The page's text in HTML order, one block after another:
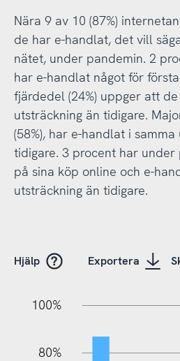
Nära 9 av 10 (87%)
de har e-handlat, det vill
nätet, under pandemin. 2
har e-handlat något för
fjärdedel (24%) uppger att
utsträckning än tidigare.
(58%), har e-handlat i
tidigare. 3 procent har
på sina köp online och e-
utsträckning än tidigare.
Hjälp Exportera
100%
80%